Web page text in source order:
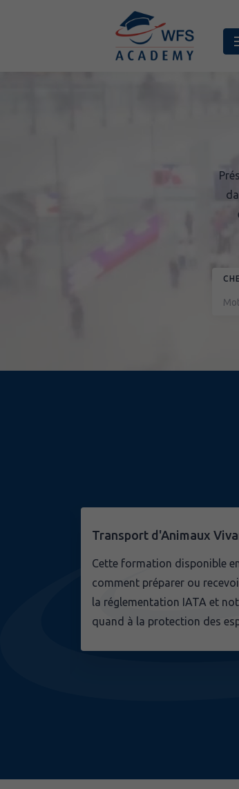
Transport d'Animaux
Cette formation disponible
comment préparer ou
la réglementation IATA et
quand à la protection des